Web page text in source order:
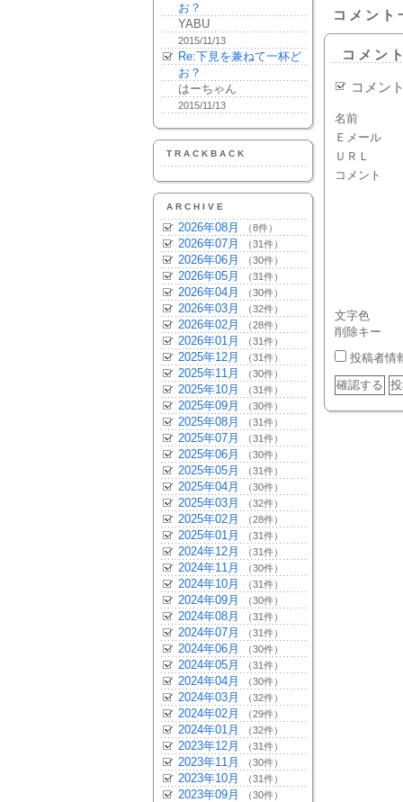
お？
YABU
2015/11/13
Re:下見を兼ねて一杯ど
お？
はーちゃん
2015/11/13
TRACKBACK
ARCHIVE
2026年08月 （8件）
2026年07月 （31件）
2026年06月 （30件）
2026年05月 （31件）
2026年04月 （30件）
2026年03月 （32件）
2026年02月 （28件）
2026年01月 （31件）
2025年12月 （31件）
2025年11月 （30件）
2025年10月 （31件）
2025年09月 （30件）
2025年08月 （31件）
2025年07月 （31件）
2025年06月 （30件）
2025年05月 （31件）
2025年04月 （30件）
2025年03月 （32件）
2025年02月 （28件）
2025年01月 （31件）
2024年12月 （31件）
2024年11月 （30件）
2024年10月 （31件）
2024年09月 （30件）
2024年08月 （31件）
2024年07月 （31件）
2024年06月 （30件）
2024年05月 （31件）
2024年04月 （30件）
2024年03月 （32件）
2024年02月 （29件）
2024年01月 （32件）
2023年12月 （31件）
2023年11月 （30件）
2023年10月 （31件）
2023年09月 （30件）
コメント
コメン
コメン
名前
Ｅメール
ＵＲＬ
コメント
文字色
削除キー
投稿者情